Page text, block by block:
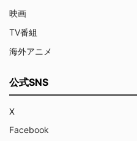
映画
TV番組
海外アニメ
公式SNS
X
Facebook